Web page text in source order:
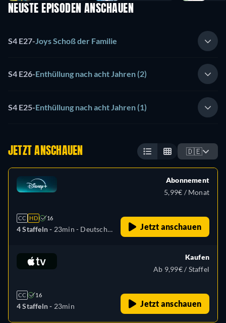
NEUSTE EPISODEN ANSCHAUEN
S4 E27- Joys Schoß der Familie
S4 E26-Enthüllung nach acht Jahren (2)
S4 E25-Enthüllung nach acht Jahren (1)
JETZT ANSCHAUEN 🇩🇪
CC HD 16
4 Staffeln - 23min - Deutsch,
(Lateinamerika), Französisch,
Ungarisch, Italienisch,
Abonnement
5,99€ / Monat
Jetzt anschauen
CC 16
4 Staffeln - 23min
Kaufen
Ab 9,99€ / Staffel
Jetzt anschauen